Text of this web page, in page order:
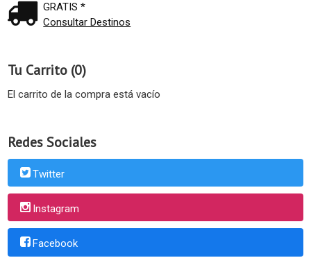
GRATIS *
Consultar Destinos
Tu Carrito (0)
El carrito de la compra está vacío
Redes Sociales
Twitter
Instagram
Facebook